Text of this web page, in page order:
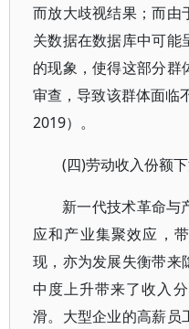
而放大歧视结果；而由
关数据在数据库中可能
的现象，使得这部分群
审查，导致该群体面临
2019）。
(四)劳动收入份额
新一代技术革命与
应和产业集聚效应，
现，亦为发展失衡带来
中度上升带来了收入
滑。大型企业的高薪员